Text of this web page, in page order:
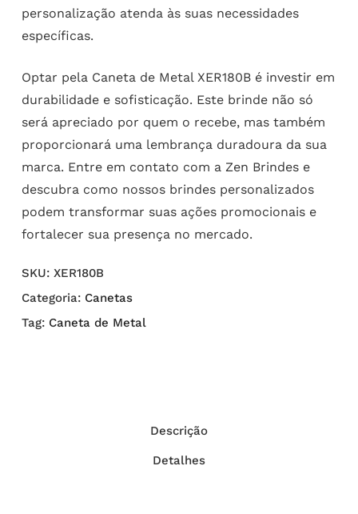
personalização atenda às suas necessidades
específicas.
Optar pela Caneta de Metal XER180B é investir em
durabilidade e sofisticação. Este brinde não só
será apreciado por quem o recebe, mas também
proporcionará uma lembrança duradoura da sua
marca. Entre em contato com a Zen Brindes e
descubra como nossos brindes personalizados
podem transformar suas ações promocionais e
fortalecer sua presença no mercado.
SKU: XER180B
Categoria: Canetas
Tag: Caneta de Metal
Descrição
Detalhes